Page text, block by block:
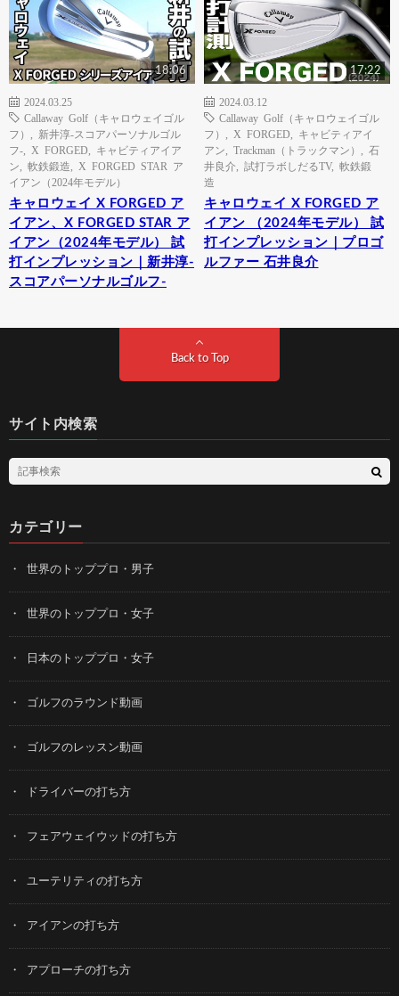
18:06
2024.03.25
Callaway Golf（キャロウェイゴル
フ）
新井淳-スコアパーソナルゴル
フ-
X FORGED
キャビティアイア
ン
軟鉄鍛造
X FORGED STAR ア
イアン（2024年モデル）
キャロウェイ X FORGED ア
イアン、X FORGED STAR ア
イアン（2024年モデル） 試
打インプレッション｜新井淳-
スコアパーソナルゴルフ-
17:22
2024.03.12
Callaway Golf（キャロウェイゴル
フ）
X FORGED
キャビティアイ
アン
Trackman（トラックマン）
石
井良介
試打ラボしだるTV, 軟鉄鍛
造
キャロウェイ X FORGED ア
イアン （2024年モデル） 試
打インプレッション｜プロゴ
ルファー 石井良介
Back to Top
サイト内検索
カテゴリー
世界のトッププロ・男子
世界のトッププロ・女子
日本のトッププロ・女子
ゴルフのラウンド動画
ゴルフのレッスン動画
ドライバーの打ち方
フェアウェイウッドの打ち方
ユーテリティの打ち方
アイアンの打ち方
アプローチの打ち方